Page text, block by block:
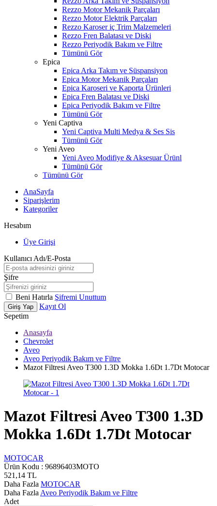
Rezzo Motor Mekanik Parçaları
Rezzo Motor Elektrik Parçaları
Rezzo Karoser iç Trim Malzemeleri
Rezzo Fren Balatası ve Diski
Rezzo Periyodik Bakım ve Filtre
Tümünü Gör
Epica
Epica Arka Takım ve Süspansiyon
Epica Motor Mekanik Parçaları
Epica Karoseri ve Kaporta Ürünleri
Epica Fren Balatası ve Diski
Epica Periyodik Bakım ve Filtre
Tümünü Gör
Yeni Captiva
Yeni Captiva Multi Medya & Ses Sis
Tümünü Gör
Yeni Aveo
Yeni Aveo Modifiye & Aksesuar Ürünl
Tümünü Gör
Tümünü Gör
AnaSayfa
Siparişlerim
Kategoriler
Hesabım
Üye Girişi
Kullanıcı Adı/E-Posta
Şifre
Beni Hatırla Şifremi Unuttum
Giriş Yap
Kayıt Ol
Sepetim
Anasayfa
Chevrolet
Aveo
Aveo Periyodik Bakım ve Filtre
Mazot Filtresi Aveo T300 1.3D Mokka 1.6Dt 1.7Dt Motocar
Mazot Filtresi Aveo T300 1.3D
Mokka 1.6Dt 1.7Dt Motocar
MOTOCAR
Ürün Kodu : 96896403MOTO
521,14 TL
Daha Fazla MOTOCAR
Daha Fazla Aveo Periyodik Bakım ve Filtre
Adet